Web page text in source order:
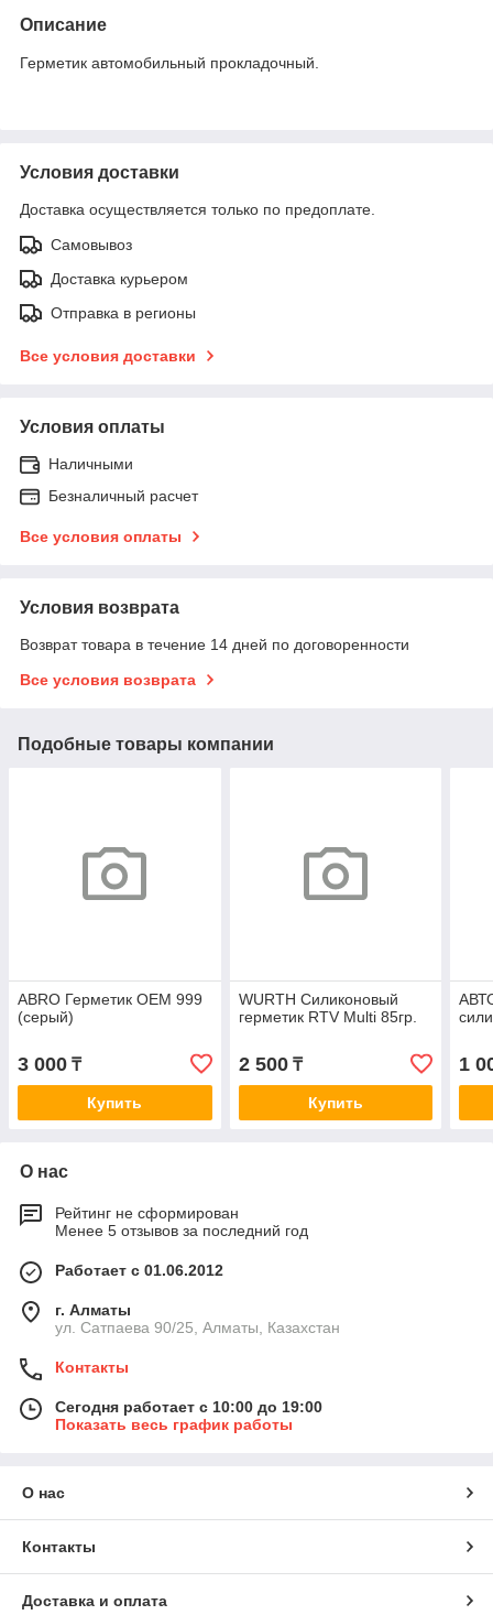
Описание
Герметик автомобильный прокладочный.
Условия доставки
Доставка осуществляется только по предоплате.
Самовывоз
Доставка курьером
Отправка в регионы
Все условия доставки
Условия оплаты
Наличными
Безналичный расчет
Все условия оплаты
Условия возврата
Возврат товара в течение 14 дней по договоренности
Все условия возврата
Подобные товары компании
ABRO Герметик OEM 999
(серый)
3 000 ₸
Купить
WURTH Силиконовый
герметик RTV Multi 85гр.
2 500₸
Купить
1
О нас
Рейтинг не сформирован
Менее 5 отзывов за последний год
Работает с 01.06.2012
г. Алматы
ул. Сатпаева 90/25, Алматы, Казахстан
Контакты
Сегодня работает с 10:00 до 19:00
Показать весь график работы
О нас
Контакты
Доставка и оплата